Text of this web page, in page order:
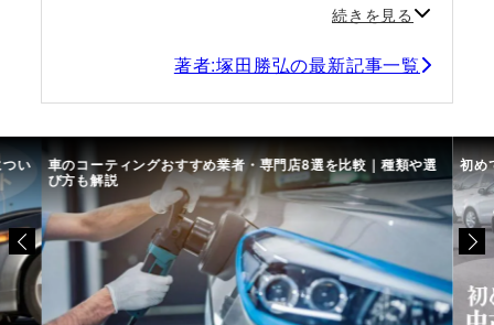
続きを見る
著者:塚田勝弘の最新記事一覧
い 車のコーティングおすすめ業者・専門店8選を比較｜種類や選
び方も解説
初め